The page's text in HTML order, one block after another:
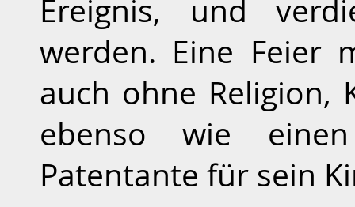
Ereignis, und
werden. Eine Feier
auch ohne Religion,
ebenso wie
Patentante für sein